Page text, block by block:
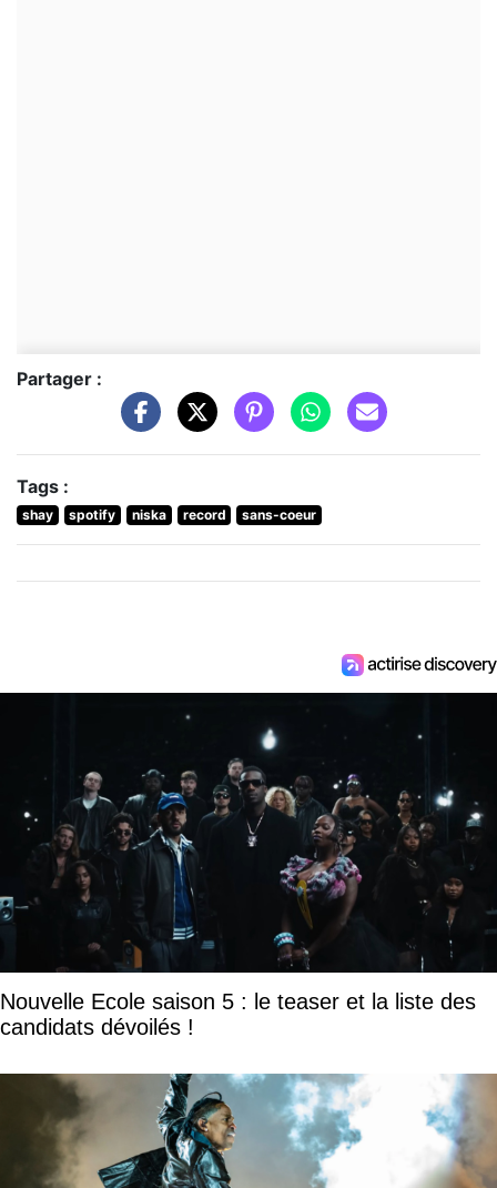
Partager :
Tags :
shay spotify niska record sans-coeur
Nouvelle Ecole saison 5 : le teaser et la liste des
candidats dévoilés !